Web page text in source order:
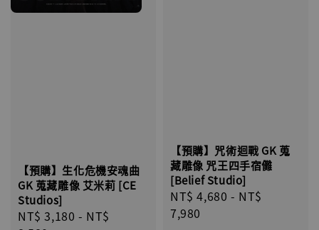
【預購】生化危機安魂曲
GK 蒐藏雕像 艾米莉 [CE
Studios]
Regular
NT$ 3,180 - NT$
【預購】咒術迴戰 GK 蒐
藏雕像 咒王四手宿儺
[Belief Studio]
Regular
price
NT$ 4,680 - NT$
7,980